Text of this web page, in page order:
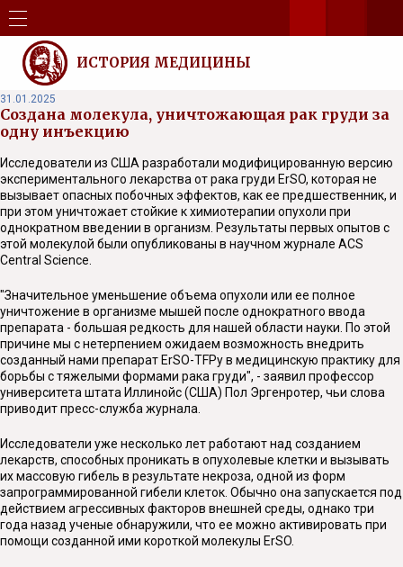
ИСТОРИЯ МЕДИЦИНЫ
31.01.2025
Создана молекула, уничтожающая рак груди за
одну инъекцию
Исследователи из США разработали модифицированную версию
экспериментального лекарства от рака груди ErSO, которая не
вызывает опасных побочных эффектов, как ее предшественник, и
при этом уничтожает стойкие к химиотерапии опухоли при
однократном введении в организм. Результаты первых опытов с
этой молекулой были опубликованы в научном журнале ACS
Central Science.
"Значительное уменьшение объема опухоли или ее полное
уничтожение в организме мышей после однократного ввода
препарата - большая редкость для нашей области науки. По этой
причине мы с нетерпением ожидаем возможность внедрить
созданный нами препарат ErSO-TFPy в медицинскую практику для
борьбы с тяжелыми формами рака груди", - заявил профессор
университета штата Иллинойс (США) Пол Эргенротер, чьи слова
приводит пресс-служба журнала.
Исследователи уже несколько лет работают над созданием
лекарств, способных проникать в опухолевые клетки и вызывать
их массовую гибель в результате некроза, одной из форм
запрограммированной гибели клеток. Обычно она запускается под
действием агрессивных факторов внешней среды, однако три
года назад ученые обнаружили, что ее можно активировать при
помощи созданной ими короткой молекулы ErSO.